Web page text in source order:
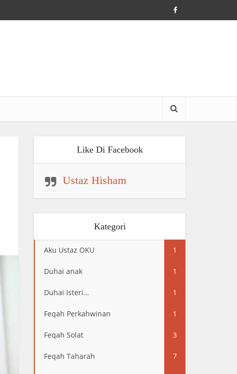
Like Di Facebook
Ustaz Hisham
Kategori
Aku Ustaz OKU 1
Duhai anak 1
Duhai Isteri… 1
Feqah Perkahwinan 1
Feqah Solat 3
Feqah Taharah 7